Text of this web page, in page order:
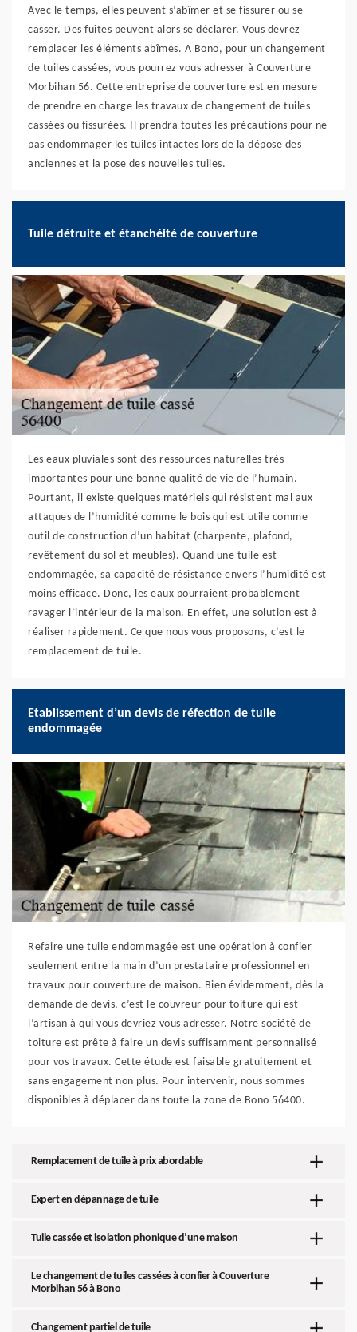
Avec le temps, elles peuvent s’abîmer et se fissurer ou se
casser. Des fuites peuvent alors se déclarer. Vous devrez
remplacer les éléments abîmes. A Bono, pour un changement
de tuiles cassées, vous pourrez vous adresser à Couverture
Morbihan 56. Cette entreprise de couverture est en mesure
de prendre en charge les travaux de changement de tuiles
cassées ou fissurées. Il prendra toutes les précautions pour ne
pas endommager les tuiles intactes lors de la dépose des
anciennes et la pose des nouvelles tuiles.
Tuile détruite et étanchéité de couverture
Les eaux pluviales sont des ressources naturelles très
importantes pour une bonne qualité de vie de l’humain.
Pourtant, il existe quelques matériels qui résistent mal aux
attaques de l’humidité comme le bois qui est utile comme
outil de construction d’un habitat (charpente, plafond,
revêtement du sol et meubles). Quand une tuile est
endommagée, sa capacité de résistance envers l’humidité est
moins efficace. Donc, les eaux pourraient probablement
ravager l’intérieur de la maison. En effet, une solution est à
réaliser rapidement. Ce que nous vous proposons, c’est le
remplacement de tuile.
Etablissement d’un devis de réfection de tuile
endommagée
Refaire une tuile endommagée est une opération à confier
seulement entre la main d’un prestataire professionnel en
travaux pour couverture de maison. Bien évidemment, dès la
demande de devis, c’est le couvreur pour toiture qui est
l’artisan à qui vous devriez vous adresser. Notre société de
toiture est prête à faire un devis suffisamment personnalisé
pour vos travaux. Cette étude est faisable gratuitement et
sans engagement non plus. Pour intervenir, nous sommes
disponibles à déplacer dans toute la zone de Bono 56400.
Remplacement de tuile à prix abordable
Expert en dépannage de tuile
Tuile cassée et isolation phonique d’une maison
Le changement de tuiles cassées à confier à Couverture
Morbihan 56 à Bono
Changement partiel de tuile